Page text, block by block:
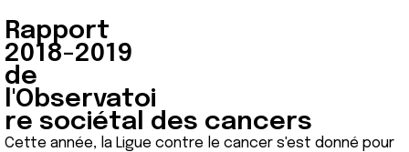
Rapport
2018-2019
de
l'Observatoi
re sociétal des cancers
Cette année, la Ligue contre le cancer s'est donné pour